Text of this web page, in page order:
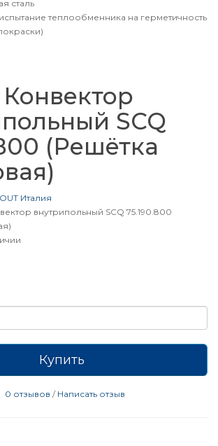
сталь
теплообменника на герметичность
Конвектор
SCQ
(Решётка
Италия
внутрипольный SCQ 75.190.800
Купить
0 отзывов / Написать отзыв